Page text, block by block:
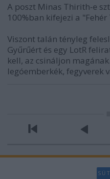
A poszt Minas Thirith-e
100%ban kifejezi a
Viszont talán tényleg
Gyűrűért és egy LotR
kell, az csináljon
legóemberkék, fegyverek